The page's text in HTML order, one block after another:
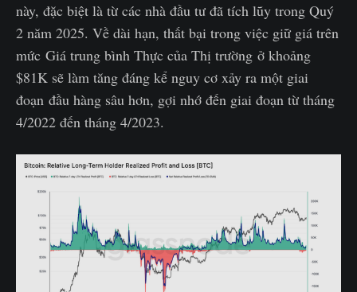
này, đặc biệt là từ các nhà đầu tư đã tích lũy trong Quý
2 năm 2025. Về dài hạn, thất bại trong việc giữ giá trên
mức Giá trung bình Thực của Thị trường ở khoảng
$81K sẽ làm tăng đáng kể nguy cơ xảy ra một giai
đoạn đầu hàng sâu hơn, gợi nhớ đến giai đoạn từ tháng
4/2022 đến tháng 4/2023.